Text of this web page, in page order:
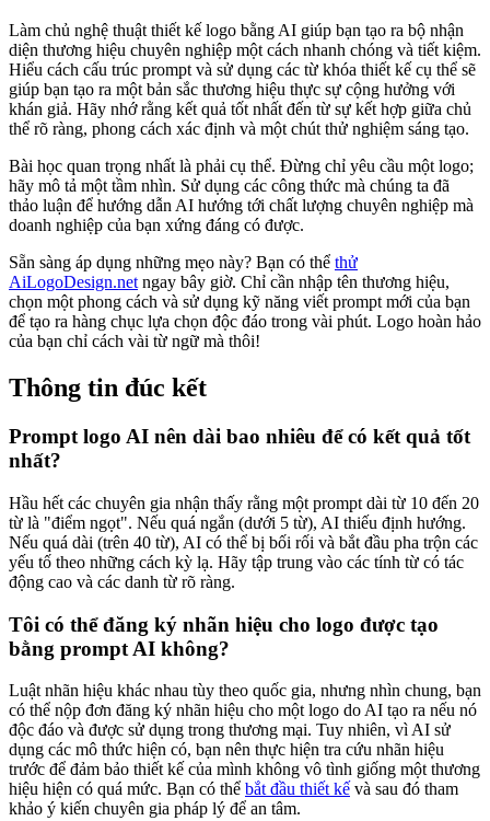
Làm chủ nghệ thuật thiết kế logo bằng AI giúp bạn tạo ra bộ nhận
diện thương hiệu chuyên nghiệp một cách nhanh chóng và tiết kiệm.
Hiểu cách cấu trúc prompt và sử dụng các từ khóa thiết kế cụ thể sẽ
giúp bạn tạo ra một bản sắc thương hiệu thực sự cộng hưởng với
khán giả. Hãy nhớ rằng kết quả tốt nhất đến từ sự kết hợp giữa chủ
thể rõ ràng, phong cách xác định và một chút thử nghiệm sáng tạo.
Bài học quan trọng nhất là phải cụ thể. Đừng chỉ yêu cầu một logo;
hãy mô tả một tầm nhìn. Sử dụng các công thức mà chúng ta đã
thảo luận để hướng dẫn AI hướng tới chất lượng chuyên nghiệp mà
doanh nghiệp của bạn xứng đáng có được.
Sẵn sàng áp dụng những mẹo này? Bạn có thể thử
AiLogoDesign.net ngay bây giờ. Chỉ cần nhập tên thương hiệu,
chọn một phong cách và sử dụng kỹ năng viết prompt mới của bạn
để tạo ra hàng chục lựa chọn độc đáo trong vài phút. Logo hoàn hảo
của bạn chỉ cách vài từ ngữ mà thôi!
Thông tin đúc kết
Prompt logo AI nên dài bao nhiêu để có kết quả tốt
nhất?
Hầu hết các chuyên gia nhận thấy rằng một prompt dài từ 10 đến 20
từ là "điểm ngọt". Nếu quá ngắn (dưới 5 từ), AI thiếu định hướng.
Nếu quá dài (trên 40 từ), AI có thể bị bối rối và bắt đầu pha trộn các
yếu tố theo những cách kỳ lạ. Hãy tập trung vào các tính từ có tác
động cao và các danh từ rõ ràng.
Tôi có thể đăng ký nhãn hiệu cho logo được tạo
bằng prompt AI không?
Luật nhãn hiệu khác nhau tùy theo quốc gia, nhưng nhìn chung, bạn
có thể nộp đơn đăng ký nhãn hiệu cho một logo do AI tạo ra nếu nó
độc đáo và được sử dụng trong thương mại. Tuy nhiên, vì AI sử
dụng các mô thức hiện có, bạn nên thực hiện tra cứu nhãn hiệu
trước để đảm bảo thiết kế của mình không vô tình giống một thương
hiệu hiện có quá mức. Bạn có thể bắt đầu thiết kế và sau đó tham
khảo ý kiến chuyên gia pháp lý để an tâm.